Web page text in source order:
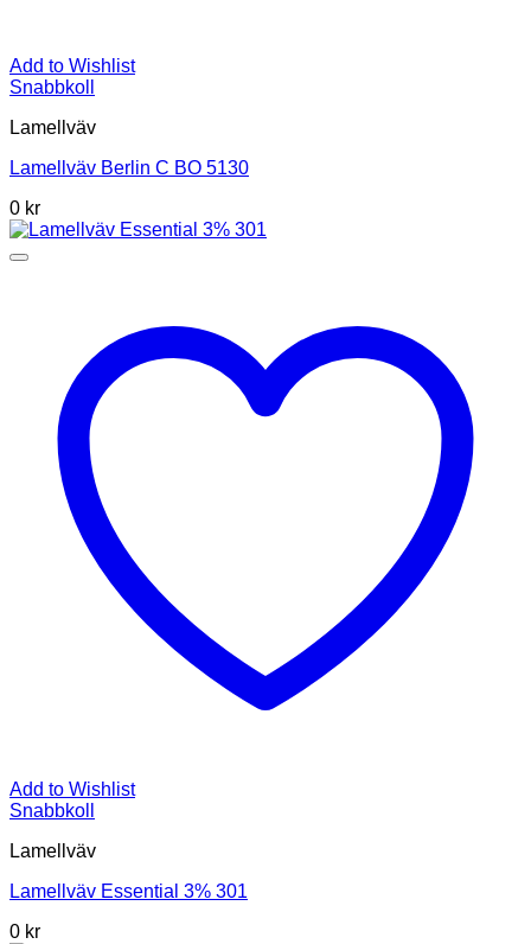
Add to Wishlist
Snabbkoll
Lamellväv
Lamellväv Berlin C BO 5130
0 kr
Add to Wishlist
Snabbkoll
Lamellväv
Lamellväv Essential 3% 301
0 kr